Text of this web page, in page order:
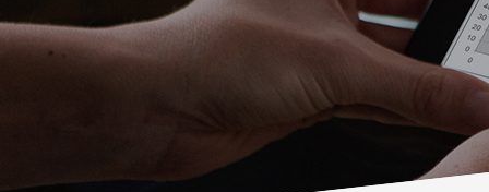
동참하러가기
eCampus(가상대학)바로가기
eCampus(가상대학)바로가기
동참하러가기
eCampus(가상대학)바로가기